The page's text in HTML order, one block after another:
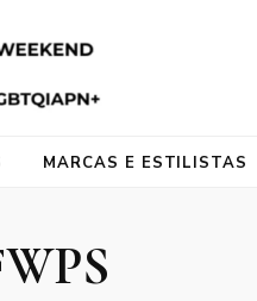
MARCAS E ESTILISTAS